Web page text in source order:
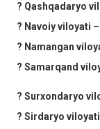
? Qashqadaryo
? Navoiy viloyati
? Namangan
? Samarqand
? Surxondaryo
? Sirdaryo